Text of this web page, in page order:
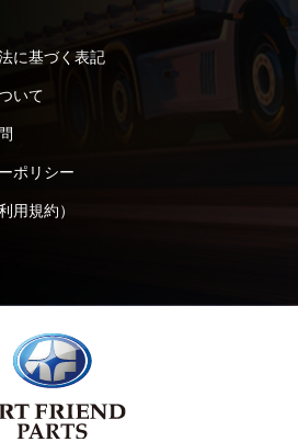
に基づく表記
いて
ポリシー
用規約）